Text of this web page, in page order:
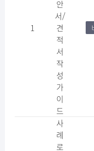
1
안
서/
견
적
서
작
성
가
이
드
사
례
로